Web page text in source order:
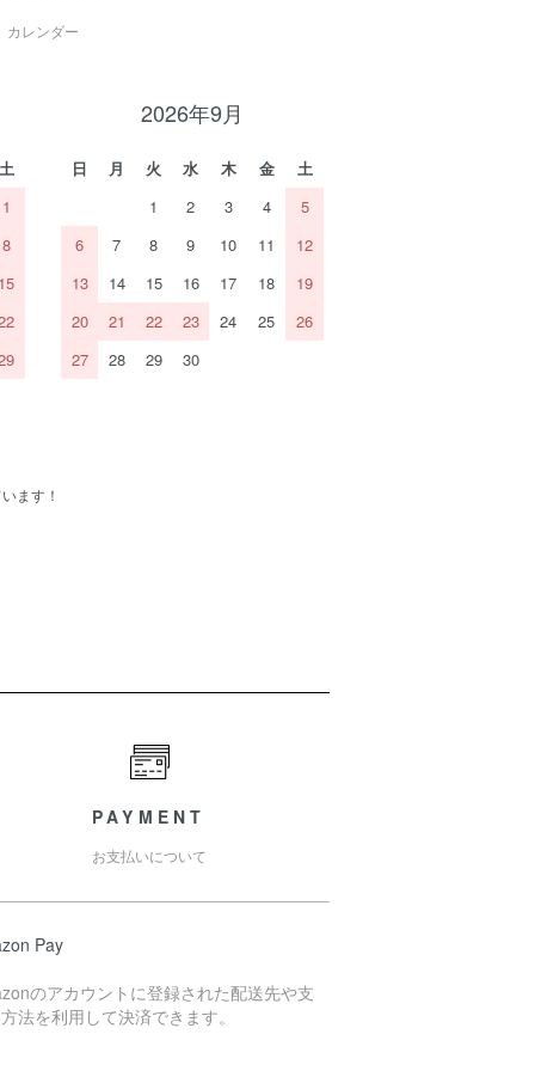
カレンダー
土
1
8
15
2026年9月
日 月 火 水 木 金
土
1
2 3 4
5
6
7 8 9 10 11
12
13
14 15 16 17 18
19
20
21 22 23 24 25
26
27
28 29 30
ます！
PAYMENT
お支払いについて
Pay
のアカウントに登録された配送先や支
法を利用して決済できます。